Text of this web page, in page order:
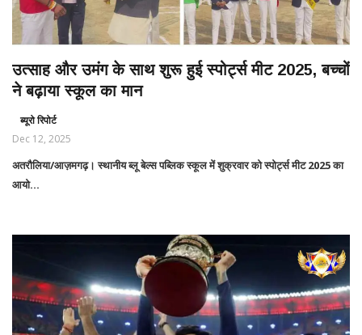
उत्साह और उमंग के साथ शुरू हुई स्पोर्ट्स मीट 2025, बच्चों
ने बढ़ाया स्कूल का मान
ब्यूरो रिपोर्ट
Dec 12, 2025
अतरौलिया/आज़मगढ़। स्थानीय ब्लू बेल्स पब्लिक स्कूल में शुक्रवार को स्पोर्ट्स मीट 2025 का
आयो...